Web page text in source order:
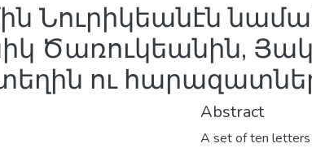
Նուրիկեանէն
Ծառուկեանին,
ու
Abstract
A set of ten letters